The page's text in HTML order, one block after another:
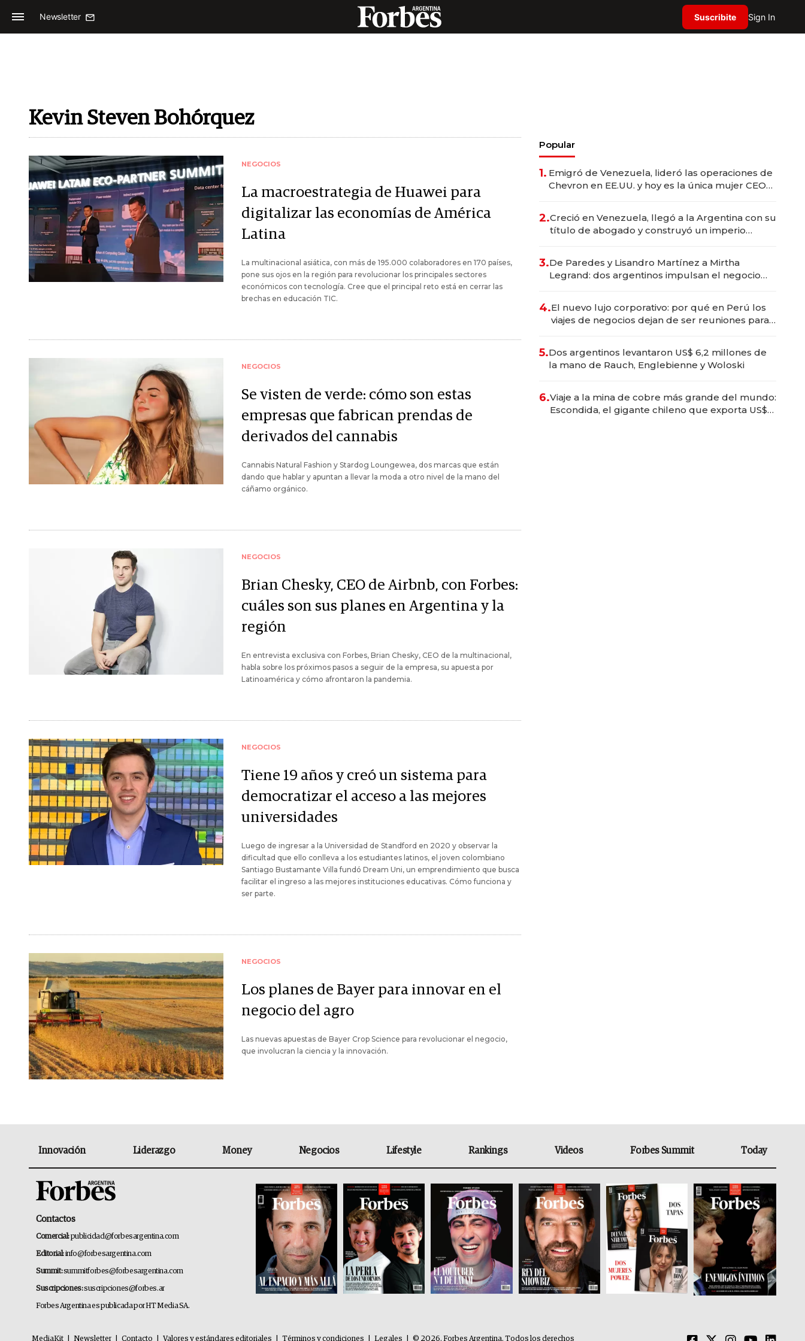
Newsletter Suscribite Sign In
Kevin Steven Bohórquez
NEGOCIOS
La macroestrategia de Huawei para
digitalizar las economías de América
Latina
La multinacional asiática, con más de 195.000 colaboradores en 170 países,
pone sus ojos en la región para revolucionar los principales sectores
económicos con tecnología. Cree que el principal reto está en cerrar las
brechas en educación TIC.
NEGOCIOS
Se visten de verde: cómo son estas
empresas que fabrican prendas de
derivados del cannabis
Cannabis Natural Fashion y Stardog Loungewea, dos marcas que están
dando que hablar y apuntan a llevar la moda a otro nivel de la mano del
cáñamo orgánico.
NEGOCIOS
Brian Chesky, CEO de Airbnb, con Forbes:
cuáles son sus planes en Argentina y la
región
En entrevista exclusiva con Forbes, Brian Chesky, CEO de la multinacional,
habla sobre los próximos pasos a seguir de la empresa, su apuesta por
Latinoamérica y cómo afrontaron la pandemia.
NEGOCIOS
Tiene 19 años y creó un sistema para
democratizar el acceso a las mejores
universidades
Luego de ingresar a la Universidad de Standford en 2020 y observar la
dificultad que ello conlleva a los estudiantes latinos, el joven colombiano
Santiago Bustamante Villa fundó Dream Uni, un emprendimiento que busca
facilitar el ingreso a las mejores instituciones educativas. Cómo funciona y
ser parte.
NEGOCIOS
Los planes de Bayer para innovar en el
negocio del agro
Las nuevas apuestas de Bayer Crop Science para revolucionar el negocio,
que involucran la ciencia y la innovación.
Popular
1. Emigró de Venezuela, lideró las operaciones de
Chevron en EE.UU. y hoy es la única mujer CEO
2.Creció en Venezuela, llegó a la Argentina con su
título de abogado y construyó un imperio
3.De Paredes y Lisandro Martínez a Mirtha
Legrand: dos argentinos impulsan el negocio
4.El nuevo lujo corporativo: por qué en Perú los
viajes de negocios dejan de ser reuniones para
5.Dos argentinos levantaron US$ 6,2 millones de
la mano de Rauch, Englebienne y Woloski
6.Viaje a la mina de cobre más grande del mundo:
Escondida, el gigante chileno que exporta US$
Innovación Liderazgo Money Negocios Lifestyle Rankings Videos Forbes Summit Today
Contactos
Comercial:publicidad@forbesargentina.com
Editorial:info@forbesargentina.com
Summit:summitforbes@forbesargentina.com
Suscripciones:suscripciones@forbes.ar
Forbes Argentina es publicada por HT Media SA.
MediaKit Newsletter Contacto Valores y estándares editoriales Términos y condiciones Legales © 2026. Forbes Argentina. Todos los derechos